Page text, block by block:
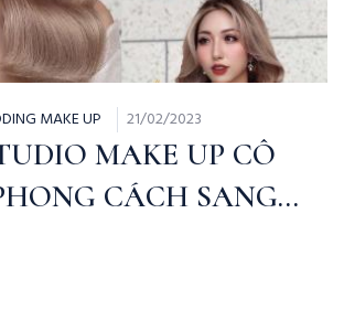
MAKE UP 21/02/2023
MAKE UP CÔ
CÁCH SANG